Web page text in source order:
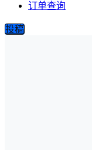
订单查询
投稿